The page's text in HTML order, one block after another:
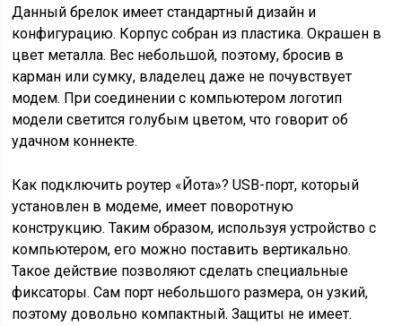
Данный брелок имеет стандартный дизайн и
конфигурацию. Корпус собран из пластика. Окрашен в
цвет металла. Вес небольшой, поэтому, бросив в
карман или сумку, владелец даже не почувствует
модем. При соединении с компьютером логотип
модели светится голубым цветом, что говорит об
удачном коннекте.
Как подключить роутер «Йота»? USB-порт, который
установлен в модеме, имеет поворотную
конструкцию. Таким образом, используя устройство с
компьютером, его можно поставить вертикально.
Такое действие позволяют сделать специальные
фиксаторы. Сам порт небольшого размера, он узкий,
поэтому довольно компактный. Защиты не имеет.